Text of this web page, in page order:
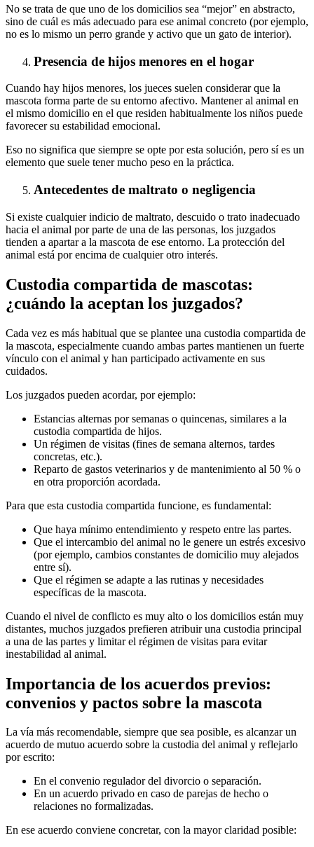
No se trata de que uno de los domicilios sea “mejor” en abstracto,
sino de cuál es más adecuado para ese animal concreto (por ejemplo,
no es lo mismo un perro grande y activo que un gato de interior).
Presencia de hijos menores en el hogar
Cuando hay hijos menores, los jueces suelen considerar que la
mascota forma parte de su entorno afectivo. Mantener al animal en
el mismo domicilio en el que residen habitualmente los niños puede
favorecer su estabilidad emocional.
Eso no significa que siempre se opte por esta solución, pero sí es un
elemento que suele tener mucho peso en la práctica.
Antecedentes de maltrato o negligencia
Si existe cualquier indicio de maltrato, descuido o trato inadecuado
hacia el animal por parte de una de las personas, los juzgados
tienden a apartar a la mascota de ese entorno. La protección del
animal está por encima de cualquier otro interés.
Custodia compartida de mascotas:
¿cuándo la aceptan los juzgados?
Cada vez es más habitual que se plantee una custodia compartida de
la mascota, especialmente cuando ambas partes mantienen un fuerte
vínculo con el animal y han participado activamente en sus
cuidados.
Los juzgados pueden acordar, por ejemplo:
Estancias alternas por semanas o quincenas, similares a la
custodia compartida de hijos.
Un régimen de visitas (fines de semana alternos, tardes
concretas, etc.).
Reparto de gastos veterinarios y de mantenimiento al 50 % o
en otra proporción acordada.
Para que esta custodia compartida funcione, es fundamental:
Que haya mínimo entendimiento y respeto entre las partes.
Que el intercambio del animal no le genere un estrés excesivo
(por ejemplo, cambios constantes de domicilio muy alejados
entre sí).
Que el régimen se adapte a las rutinas y necesidades
específicas de la mascota.
Cuando el nivel de conflicto es muy alto o los domicilios están muy
distantes, muchos juzgados prefieren atribuir una custodia principal
a una de las partes y limitar el régimen de visitas para evitar
inestabilidad al animal.
Importancia de los acuerdos previos:
convenios y pactos sobre la mascota
La vía más recomendable, siempre que sea posible, es alcanzar un
acuerdo de mutuo acuerdo sobre la custodia del animal y reflejarlo
por escrito:
En el convenio regulador del divorcio o separación.
En un acuerdo privado en caso de parejas de hecho o
relaciones no formalizadas.
En ese acuerdo conviene concretar, con la mayor claridad posible: